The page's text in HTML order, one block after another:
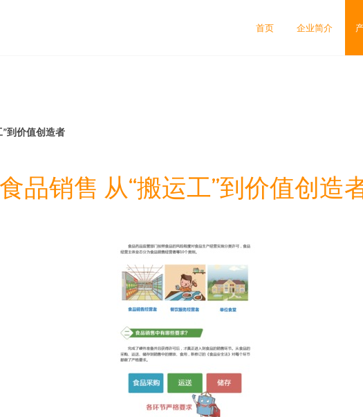
首页 企业简介
到价值创造者
食品销售 从“搬运工”到价值创造